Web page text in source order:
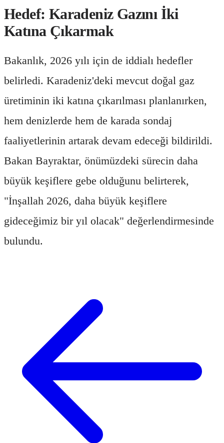
Hedef: Karadeniz Gazını İki
Katına Çıkarmak
Bakanlık, 2026 yılı için de iddialı hedefler
belirledi. Karadeniz'deki mevcut doğal gaz
üretiminin iki katına çıkarılması planlanırken,
hem denizlerde hem de karada sondaj
faaliyetlerinin artarak devam edeceği bildirildi.
Bakan Bayraktar, önümüzdeki sürecin daha
büyük keşiflere gebe olduğunu belirterek,
"İnşallah 2026, daha büyük keşiflere
gideceğimiz bir yıl olacak" değerlendirmesinde
bulundu.